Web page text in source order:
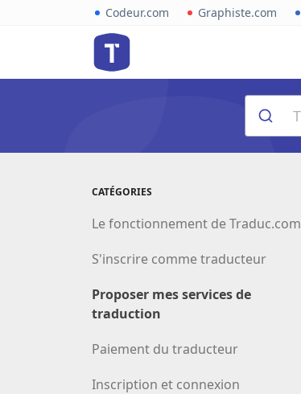
Codeur.com Graphiste.com
CATÉGORIES
Le fonctionnement de Traduc.com
S'inscrire comme traducteur
Proposer mes services de
traduction
Paiement du traducteur
Inscription et connexion